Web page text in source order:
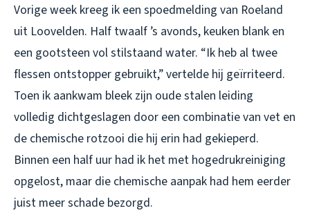
Vorige week kreeg ik een spoedmelding van Roeland
uit Loovelden. Half twaalf ’s avonds, keuken blank en
een gootsteen vol stilstaand water. “Ik heb al twee
flessen ontstopper gebruikt,” vertelde hij geïrriteerd.
Toen ik aankwam bleek zijn oude stalen leiding
volledig dichtgeslagen door een combinatie van vet en
de chemische rotzooi die hij erin had gekieperd.
Binnen een half uur had ik het met hogedrukreiniging
opgelost, maar die chemische aanpak had hem eerder
juist meer schade bezorgd.